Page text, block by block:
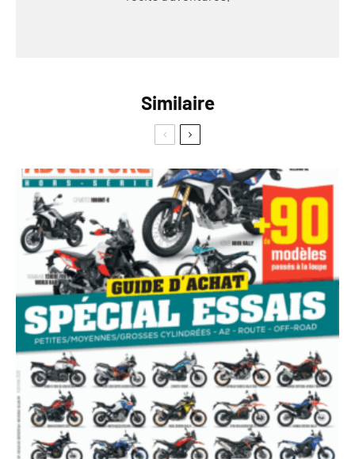
Similaire